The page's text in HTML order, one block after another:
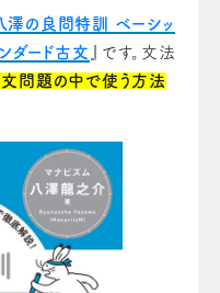
澤の良問特訓 ベーシッ
ダード古文 』です。文法
問題の中で使う方法